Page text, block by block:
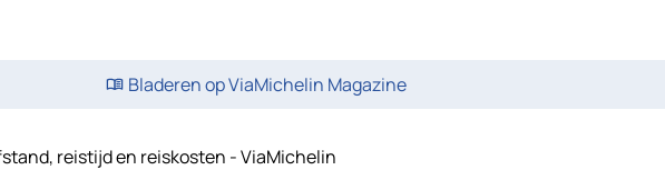
Bladeren op ViaMichelin Magazine
reistijd en reiskosten - ViaMichelin